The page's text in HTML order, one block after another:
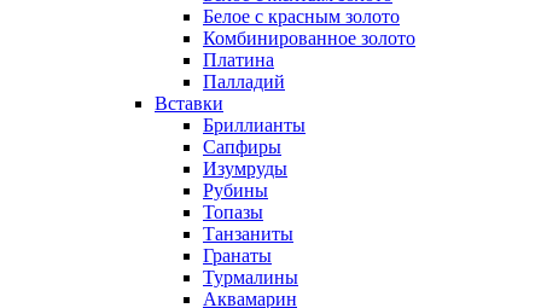
Белое с красным золото
Комбинированное золото
Платина
Палладий
Вставки
Бриллианты
Сапфиры
Изумруды
Рубины
Топазы
Танзаниты
Гранаты
Турмалины
Аквамарин